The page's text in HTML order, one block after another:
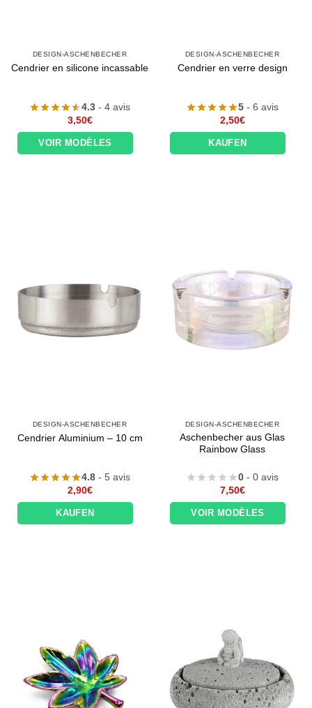
DESIGN-ASCHENBECHER
Cendrier en silicone incassable
4.3 - 4 avis
3,50€
VOIR MODÈLES
DESIGN-ASCHENBECHER
Cendrier en verre design
5 - 6 avis
2,50€
KAUFEN
DESIGN-ASCHENBECHER
Cendrier Aluminium – 10 cm
4.8 - 5 avis
2,90€
KAUFEN
DESIGN-ASCHENBECHER
Aschenbecher aus Glas
Rainbow Glass
0 - 0 avis
7,50€
VOIR MODÈLES